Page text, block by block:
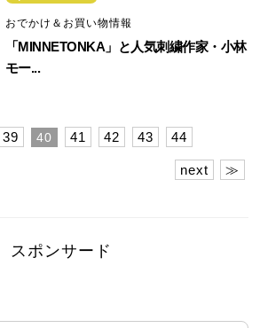
おでかけ＆お買い物情報
「MINNETONKA」と人気刺繍作家・小林
モー...
39 40 41 42 43 44
next ≫
スポンサード